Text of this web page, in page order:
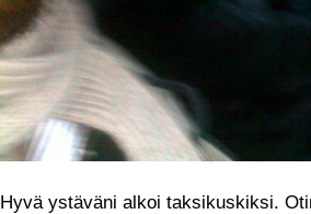
Hyvä ystäväni alkoi taksikuskiksi.